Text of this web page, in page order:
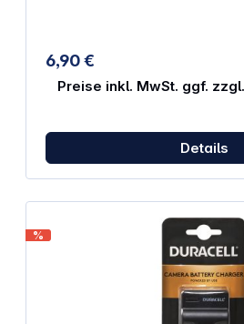
anpassen können. Passend für
Durchmesser. Technische
Durchmesser: min. 48mm, max. 16mm Maße
6,90 €
Preise inkl. MwSt. ggf.
Details
%